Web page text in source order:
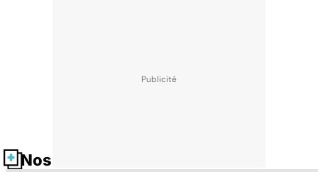
Nos fiches santé